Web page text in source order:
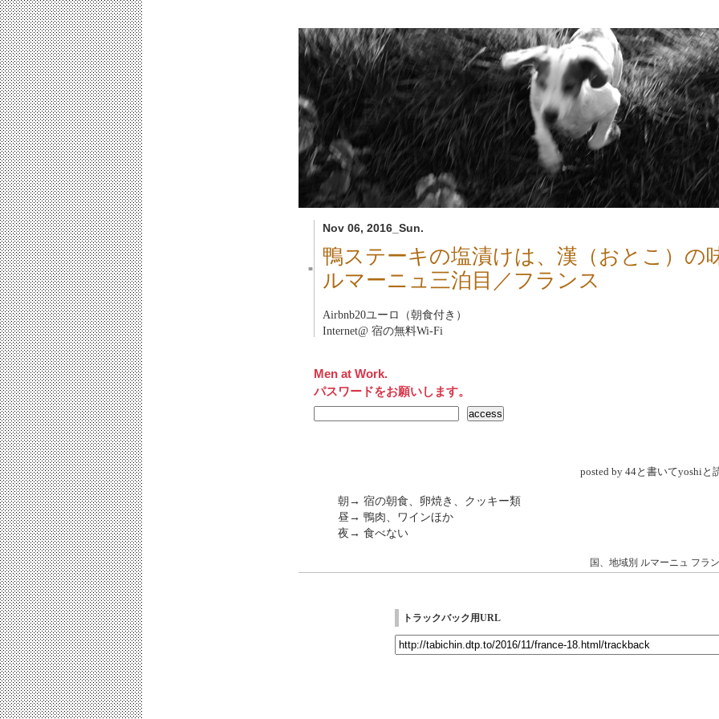
Nov 06, 2016_Sun.
■
鴨ステーキの塩漬けは、漢（おとこ）の
ルマーニュ三泊目／フランス
Airbnb20ユーロ（朝食付き）
Internet@ 宿の無料Wi-Fi
Men at Work.
パスワードをお願いします。
posted by 44と書いてyoshiと
朝→ 宿の朝食、卵焼き、クッキー類
昼→ 鴨肉、ワインほか
夜→ 食べない
国、地域別 ルマーニュ フラ
トラックバック用URL